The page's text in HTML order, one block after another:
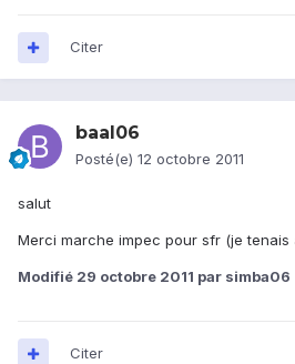
Citer
baal06
Posté(e) 12 octobre 2011
salut
Merci marche impec pour sfr (je tenais
Modifié 29 octobre 2011 par simba06
Citer